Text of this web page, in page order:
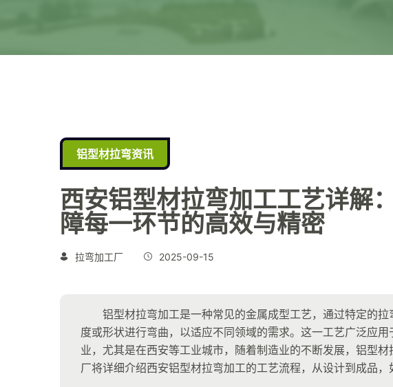
铝型材拉弯资讯
西安铝型材拉弯加工工艺详解
障每一环节的高效与精密
拉弯加工厂 2025-09-15
铝型材拉弯加工是一种常见的金属成型工艺，通过特定的
度或形状进行弯曲，以适应不同领域的需求。这一工艺广泛应
业，尤其是在西安等工业城市，随着制造业的不断发展，铝型
厂将详细介绍西安铝型材拉弯加工的工艺流程，从设计到成品，